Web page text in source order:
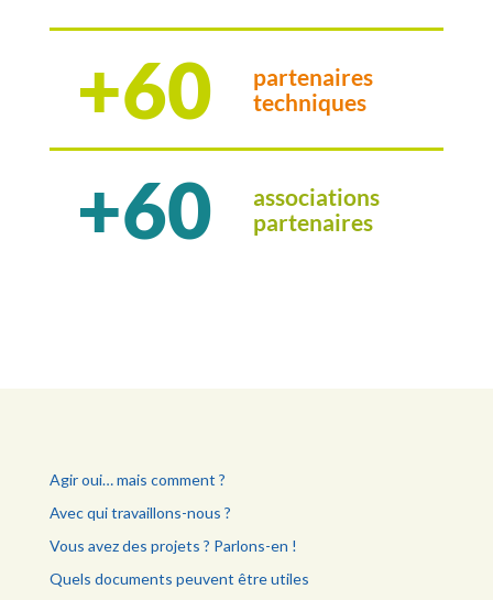
+60
partenaires
techniques
+60
associations
partenaires
Agir oui… mais comment ?
Avec qui travaillons-nous ?
Vous avez des projets ? Parlons-en !
Quels documents peuvent être utiles